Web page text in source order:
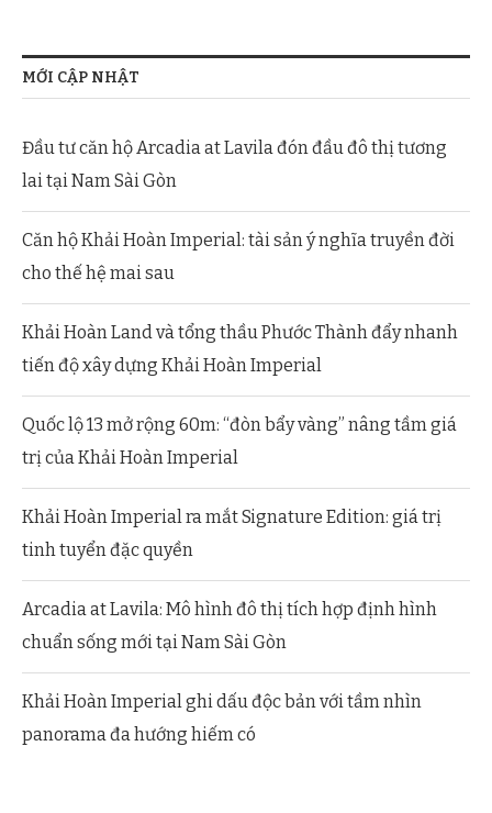
MỚI CẬP NHẬT
Đầu tư căn hộ Arcadia at Lavila đón đầu đô thị tương
lai tại Nam Sài Gòn
Căn hộ Khải Hoàn Imperial: tài sản ý nghĩa truyền đời
cho thế hệ mai sau
Khải Hoàn Land và tổng thầu Phước Thành đẩy nhanh
tiến độ xây dựng Khải Hoàn Imperial
Quốc lộ 13 mở rộng 60m: “đòn bẩy vàng” nâng tầm giá
trị của Khải Hoàn Imperial
Khải Hoàn Imperial ra mắt Signature Edition: giá trị
tinh tuyển đặc quyền
Arcadia at Lavila: Mô hình đô thị tích hợp định hình
chuẩn sống mới tại Nam Sài Gòn
Khải Hoàn Imperial ghi dấu độc bản với tầm nhìn
panorama đa hướng hiếm có